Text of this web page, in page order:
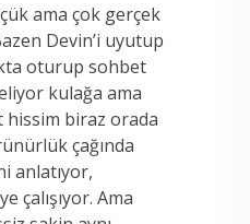
ama çok gerçek
Devin’i uyutup
oturup sohbet
kulağa ama
hissim biraz orada
çağında
anlatıyor,
çalışıyor. Ama